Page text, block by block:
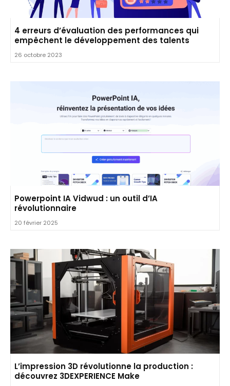
4 erreurs d’évaluation des performances qui
empêchent le développement des talents
26 octobre 2023
Powerpoint IA Vidwud : un outil d’IA
révolutionnaire
20 février 2025
L’impression 3D révolutionne la production :
découvrez 3DEXPERIENCE Make